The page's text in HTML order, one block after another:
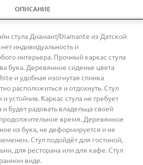
ОПИСАНИЕ
стула Диамант/Diamante из Датской
индивидуальность и
интерьера. Прочный каркас стула
бука. Деревянное сиденье цвета
и удобная изогнутая спинка
расположиться и отдохнуть. Стул
устойчив. Каркас стула не требует
и будет радовать владельца своей
время. Деревянное
из бука, не деформируется и не
Стул подойдёт для гостиной,
для ресторана или для кафе. Стул
виде.